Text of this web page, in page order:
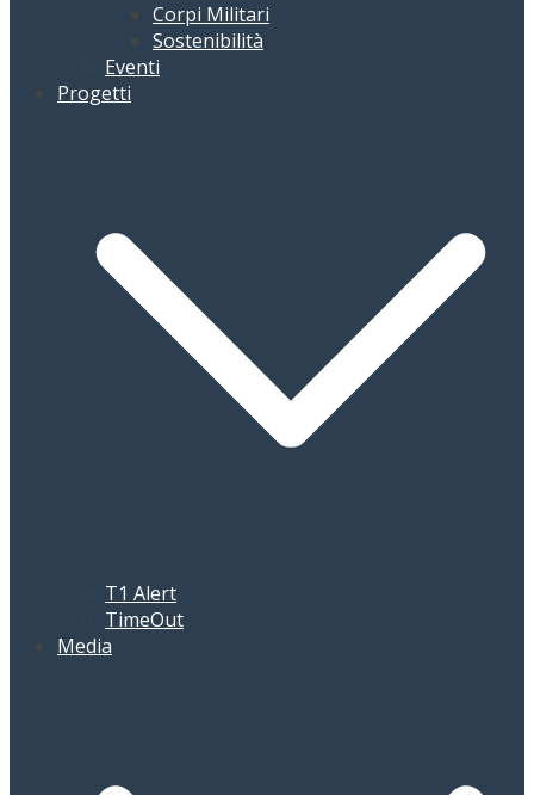
Corpi Militari
Sostenibilità
Eventi
Progetti
T1 Alert
TimeOut
Media